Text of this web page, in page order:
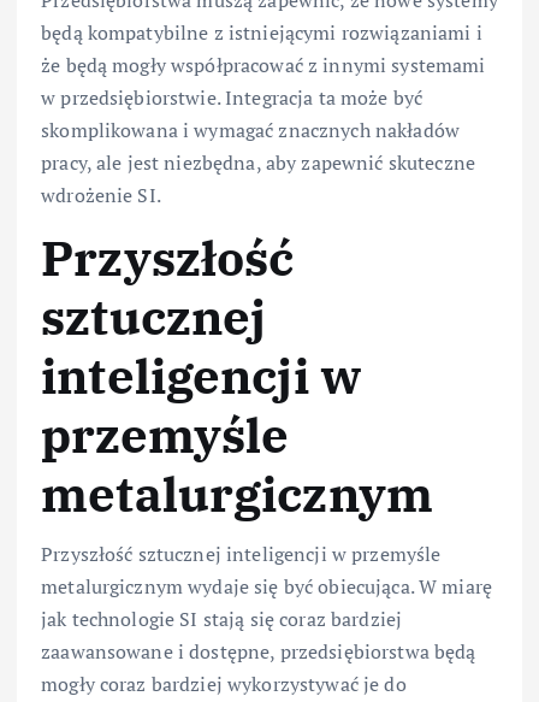
będą kompatybilne z istniejącymi rozwiązaniami i
że będą mogły współpracować z innymi systemami
w przedsiębiorstwie. Integracja ta może być
skomplikowana i wymagać znacznych nakładów
pracy, ale jest niezbędna, aby zapewnić skuteczne
wdrożenie SI.
Przyszłość
sztucznej
inteligencji w
przemyśle
metalurgicznym
Przyszłość sztucznej inteligencji w przemyśle
metalurgicznym wydaje się być obiecująca. W miarę
jak technologie SI stają się coraz bardziej
zaawansowane i dostępne, przedsiębiorstwa będą
mogły coraz bardziej wykorzystywać je do